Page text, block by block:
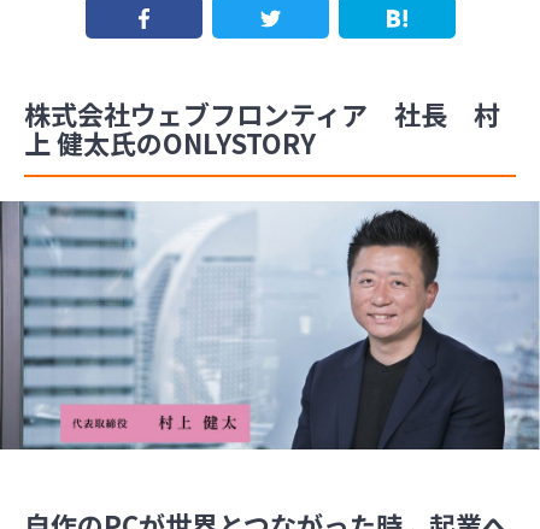
株式会社ウェブフロンティア 社長 村
上 健太氏のONLYSTORY